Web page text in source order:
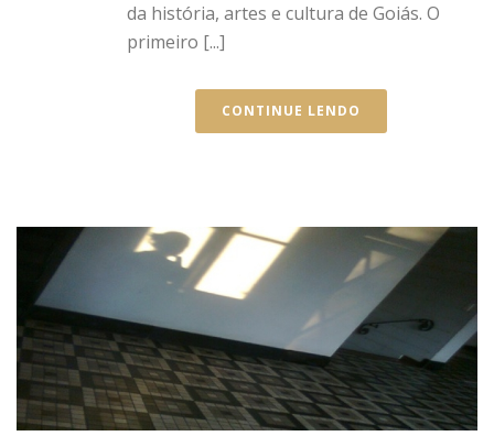
da história, artes e cultura de Goiás. O
primeiro [...]
CONTINUE LENDO